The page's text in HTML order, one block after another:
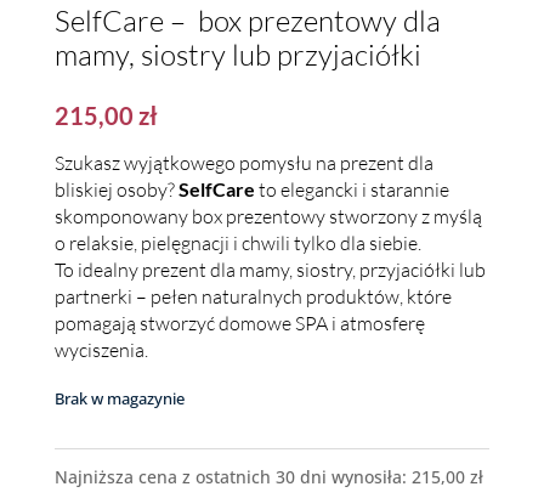
SelfCare – box prezentowy dla
mamy, siostry lub przyjaciółki
215,00 zł
Szukasz wyjątkowego pomysłu na prezent dla
bliskiej osoby?SelfCare to elegancki i starannie
skomponowany box prezentowy stworzony z myślą
o relaksie, pielęgnacji i chwili tylko dla siebie.
To idealny prezent dla mamy, siostry, przyjaciółki lub
partnerki – pełen naturalnych produktów, które
pomagają stworzyć domowe SPA i atmosferę
wyciszenia.
Brak w magazynie
Najniższa cena z ostatnich 30 dni wynosiła: 215,00 zł